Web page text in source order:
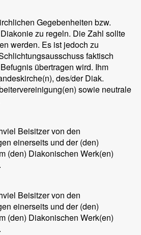
Gegebenheiten bzw.
zu regeln. Die Zahl sollte
werden. Es ist jedoch zu
faktisch
übertragen wird. Ihm
des/der Diak.
sowie neutrale
Beisitzer von den
einerseits und der (den)
(den) Diakonischen Werk(en)
Beisitzer von den
einerseits und der (den)
(den) Diakonischen Werk(en)